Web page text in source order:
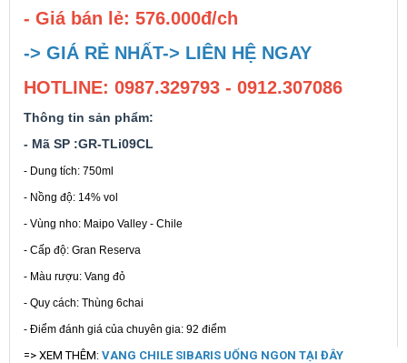
VANG CANADA ICEWINE
RƯỢU VANG NAM PHI
Rượu Vang BỒ ĐÀO NHA
RƯỢU VANG ROMANIA GIÁ CỰC RẺ
RƯỢU VANG ĐỨC
- Giá bán lẻ: 576.000đ/ch
-> GIÁ RẺ NHẤT-> LIÊN HỆ NGAY
HOTLINE: 0987.329793 - 0912.307086
Thông tin sản phẩm:
- Mã SP :GR-TLi09CL
- Dung tích: 750ml
- Nồng độ: 14% vol
- Vùng nho: Maipo Valley - Chile
- Cấp độ: Gran Reserva
- Màu rượu: Vang đỏ
- Quy cách: Thùng 6chai
- Điểm đánh giá của chuyên gia: 92 điểm
=> XEM THÊM: VANG CHILE SIBARIS UỐNG NGON TẠI ĐÂY